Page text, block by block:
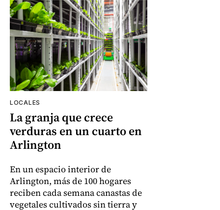
LOCALES
La granja que crece
verduras en un cuarto en
Arlington
En un espacio interior de
Arlington, más de 100 hogares
reciben cada semana canastas de
vegetales cultivados sin tierra y